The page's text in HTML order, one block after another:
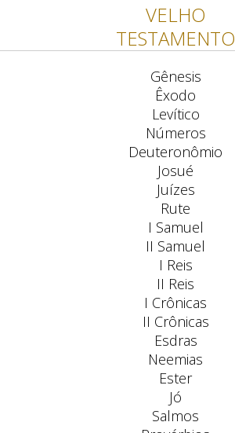
VELHO
TESTAMENTO
Gênesis
Êxodo
Levítico
Números
Deuteronômio
Josué
Juízes
Rute
I Samuel
II Samuel
I Reis
II Reis
I Crônicas
II Crônicas
Esdras
Neemias
Ester
Jó
Salmos